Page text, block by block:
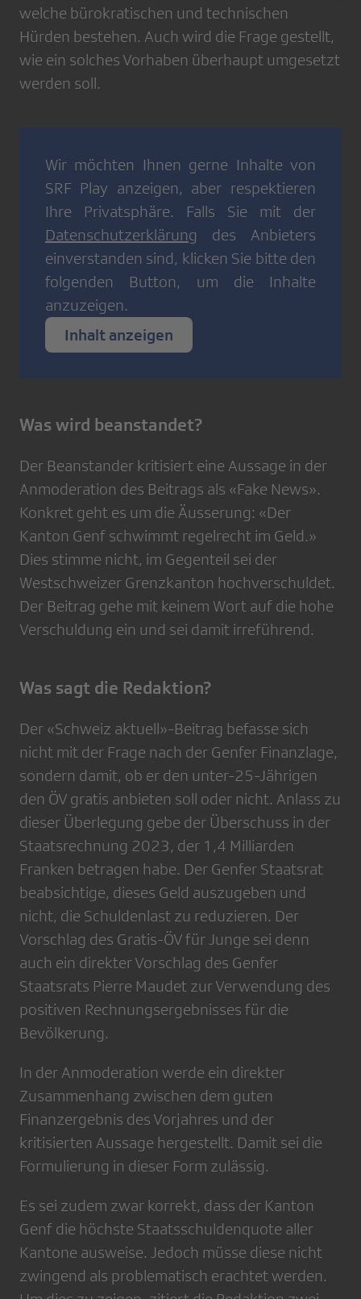
welche bürokratischen und technischen
Hürden bestehen. Auch wird die Frage gestellt,
wie ein solches Vorhaben überhaupt umgesetzt
werden soll.
Wir möchten Ihnen gerne Inhalte von
SRF Play anzeigen, aber respektieren
Ihre Privatsphäre. Falls Sie mit der
Datenschutzerklärung des Anbieters
einverstanden sind, klicken Sie bitte den
folgenden Button, um die Inhalte
anzuzeigen.
Inhalt anzeigen
Was wird beanstandet?
Der Beanstander kritisiert eine Aussage in der
Anmoderation des Beitrags als «Fake News».
Konkret geht es um die Äusserung: «Der
Kanton Genf schwimmt regelrecht im Geld.»
Dies stimme nicht, im Gegenteil sei der
Westschweizer Grenzkanton hochverschuldet.
Der Beitrag gehe mit keinem Wort auf die hohe
Verschuldung ein und sei damit irreführend.
Was sagt die Redaktion?
Der «Schweiz aktuell»-Beitrag befasse sich
nicht mit der Frage nach der Genfer Finanzlage,
sondern damit, ob er den unter-25-Jährigen
den ÖV gratis anbieten soll oder nicht. Anlass zu
dieser Überlegung gebe der Überschuss in der
Staatsrechnung 2023, der 1,4 Milliarden
Franken betragen habe. Der Genfer Staatsrat
beabsichtige, dieses Geld auszugeben und
nicht, die Schuldenlast zu reduzieren. Der
Vorschlag des Gratis-ÖV für Junge sei denn
auch ein direkter Vorschlag des Genfer
Staatsrats Pierre Maudet zur Verwendung des
positiven Rechnungsergebnisses für die
Bevölkerung.
In der Anmoderation werde ein direkter
Zusammenhang zwischen dem guten
Finanzergebnis des Vorjahres und der
kritisierten Aussage hergestellt. Damit sei die
Formulierung in dieser Form zulässig.
Es sei zudem zwar korrekt, dass der Kanton
Genf die höchste Staatsschuldenquote aller
Kantone ausweise. Jedoch müsse diese nicht
zwingend als problematisch erachtet werden.